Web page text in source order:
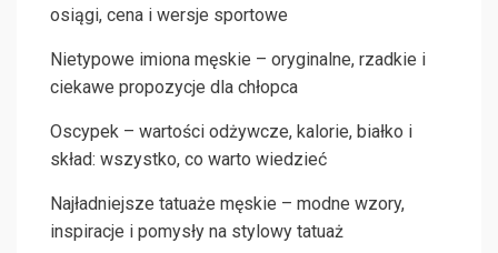
osiągi, cena i wersje sportowe
Nietypowe imiona męskie – oryginalne, rzadkie i
ciekawe propozycje dla chłopca
Oscypek – wartości odżywcze, kalorie, białko i
skład: wszystko, co warto wiedzieć
Najładniejsze tatuaże męskie – modne wzory,
inspiracje i pomysły na stylowy tatuaż